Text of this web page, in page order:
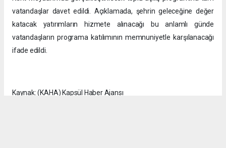
vatandaşlar davet edildi. Açıklamada, şehrin geleceğine değer
katacak yatırımların hizmete alınacağı bu anlamlı günde
vatandaşların programa katılımının memnuniyetle karşılanacağı
ifade edildi.
Kaynak: (KAHA) Kapsül Haber Ajansı